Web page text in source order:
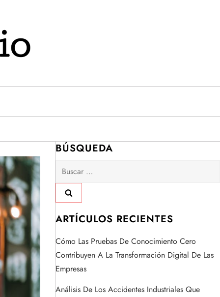
BÚSQUEDA
Buscar:
ARTÍCULOS RECIENTES
Cómo Las Pruebas De Conocimiento Cero
Contribuyen A La Transformación Digital De Las
Empresas
Análisis De Los Accidentes Industriales Que